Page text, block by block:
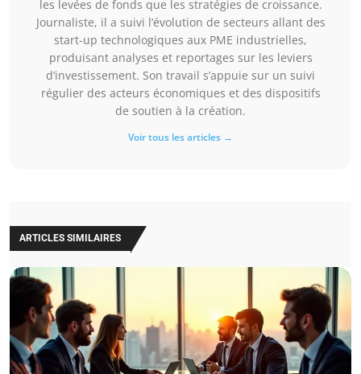
les levées de fonds que les stratégies de croissance.
Journaliste, il a suivi l’évolution de secteurs allant des
start-up technologiques aux PME industrielles,
produisant analyses et reportages sur les leviers
d’investissement. Son travail s’appuie sur un suivi
régulier des acteurs économiques et des dispositifs
de soutien à la création.
Voir tous les articles →
ARTICLES SIMILAIRES